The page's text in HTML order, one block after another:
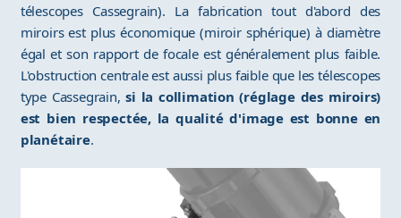
télescopes Cassegrain). La fabrication tout d'abord des
miroirs est plus économique (miroir sphérique) à diamètre
égal et son rapport de focale est généralement plus faible.
L'obstruction centrale est aussi plus faible que les télescopes
type Cassegrain,si la collimation (réglage des miroirs)
est bien respectée, la qualité d'image est bonne en
planétaire.